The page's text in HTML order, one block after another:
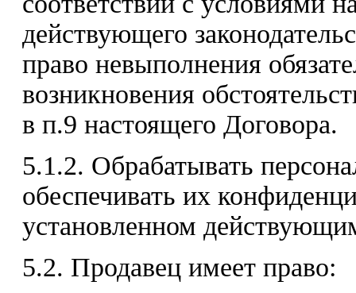
действующего
право невыполнения
возникновения
в п.9 настоящего Договора.
5.1.2. Обрабатывать
обеспечивать их
установленном
5.2. Продавец имеет право: